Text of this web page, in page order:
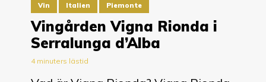
Vin Italien Piemonte
Vingården Vigna Rionda i
Serralunga d’Alba
4 minuters lästid